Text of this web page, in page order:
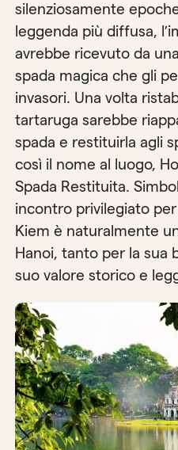
silenziosamente
leggenda più diffusa,
avrebbe ricevuto da
spada magica che gli
invasori. Una volta
tartaruga sarebbe
spada e restituirla agli
così il nome al luogo,
Spada Restituita.
incontro privilegiato
Kiem è naturalmente
Hanoi, tanto per la sua
suo valore storico e